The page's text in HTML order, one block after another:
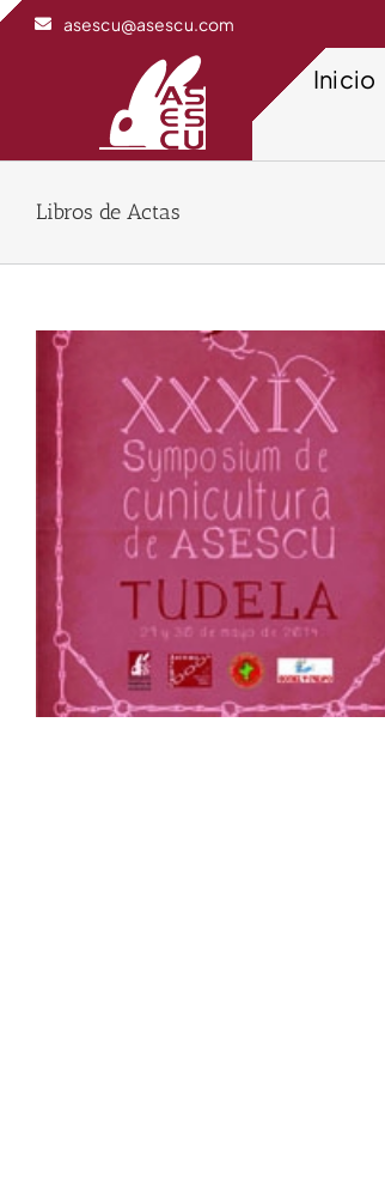
Saltar
asescu@asescu.com
Inicio
Libros de Actas